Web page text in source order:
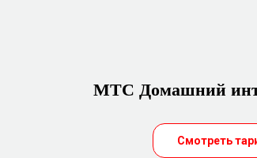
МТС Домашний
Смотреть